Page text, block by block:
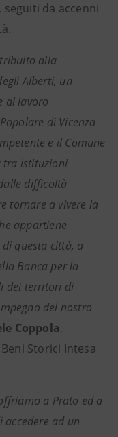
da accenni
alla
Alberti, un
al lavoro
di Vicenza
e il Comune
tra istituzioni
difficoltà
tornare a vivere la
appartiene
questa città, a
Banca per la
dei territori di
del nostro
Coppola,
Storici Intesa
a Prato ed a
ad un